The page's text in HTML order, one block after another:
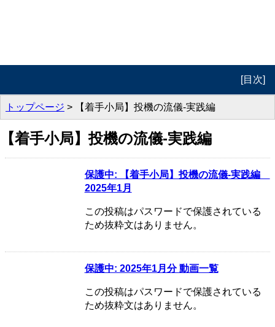
[目次]
トップ
プロフィール
週報 投機の流儀
トップページ > 【着手小局】投機の流儀-実践編
【着手小局】投機の流儀-実践編
保護中: 【着手小局】投機の流儀-実践編
2025年1月
この投稿はパスワードで保護されている
ため抜粋文はありません。
保護中: 2025年1月分 動画一覧
この投稿はパスワードで保護されている
ため抜粋文はありません。